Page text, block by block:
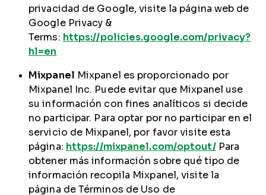
privacidad de Google, visite la página web de
Google Privacy &
Terms: https://policies.google.com/privacy?
hl=en
Mixpanel Mixpanel es proporcionado por
Mixpanel Inc. Puede evitar que Mixpanel use
su información con fines analíticos si decide
no participar. Para optar por no participar en el
servicio de Mixpanel, por favor visite esta
página: https://mixpanel.com/optout/Para
obtener más información sobre qué tipo de
información recopila Mixpanel, visite la
página de Términos de Uso de